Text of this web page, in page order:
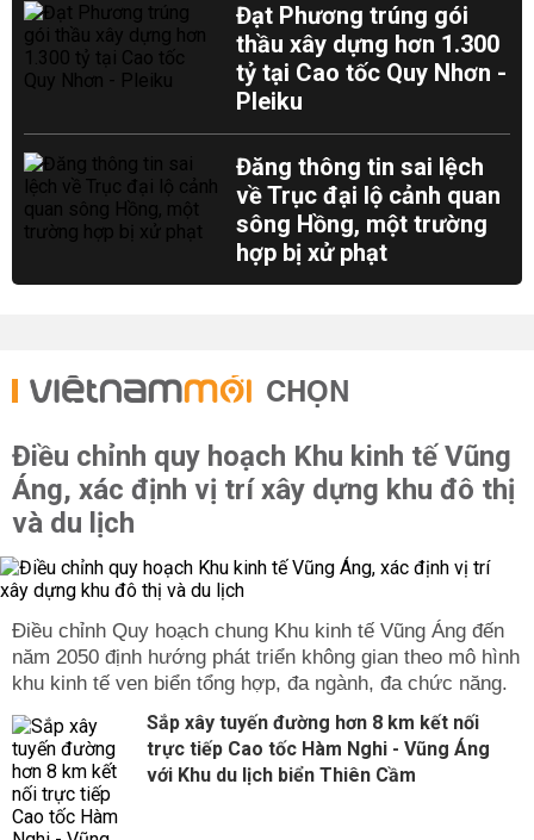
Đạt Phương trúng gói
thầu xây dựng hơn 1.300
tỷ tại Cao tốc Quy Nhơn -
Pleiku
Đăng thông tin sai lệch
về Trục đại lộ cảnh quan
sông Hồng, một trường
hợp bị xử phạt
CHỌN
Điều chỉnh quy hoạch Khu kinh tế Vũng
Áng, xác định vị trí xây dựng khu đô thị
và du lịch
Điều chỉnh Quy hoạch chung Khu kinh tế Vũng Áng đến
năm 2050 định hướng phát triển không gian theo mô hình
khu kinh tế ven biển tổng hợp, đa ngành, đa chức năng.
Sắp xây tuyến đường hơn 8 km kết nối
trực tiếp Cao tốc Hàm Nghi - Vũng Áng
với Khu du lịch biển Thiên Cầm